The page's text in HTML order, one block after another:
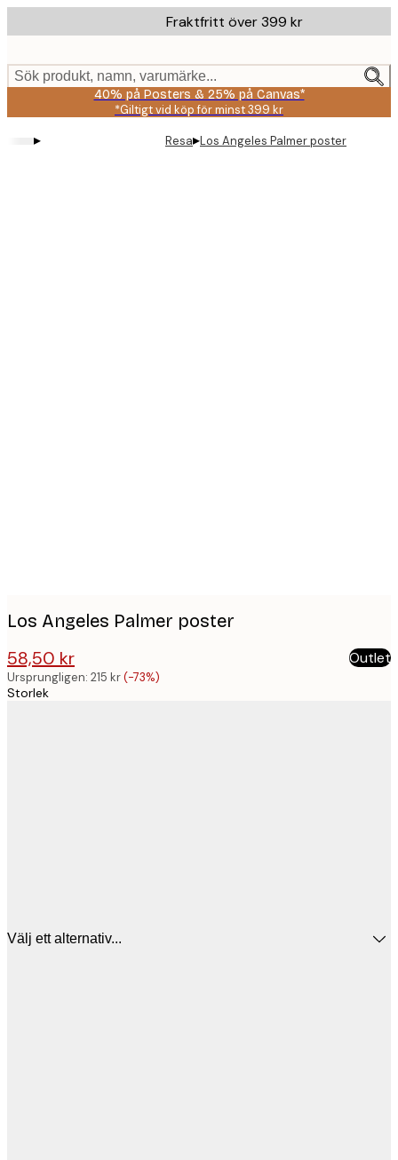
to
content.
Fraktfritt över 399 kr
Sök produkt, namn, varumärke...
40% på Posters & 25% på Canvas*
*Giltigt vid köp för minst 399 kr
▸ Resa▸Los Angeles Palmer poster
Los Angeles Palmer poster
58,50 kr
215 kr Outlet
Ursprungligen: 215 kr(-73%)
Storlek
Välj ett alternativ...